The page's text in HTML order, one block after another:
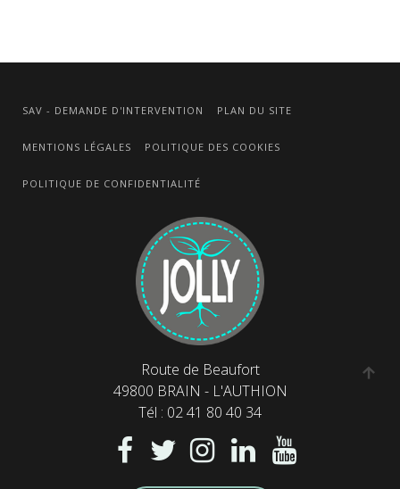
SAV - DEMANDE D'INTERVENTION PLAN DU SITE
MENTIONS LÉGALES POLITIQUE DES COOKIES
POLITIQUE DE CONFIDENTIALITÉ
Route de Beaufort
49800 BRAIN - L'AUTHION
Tél : 02 41 80 40 34